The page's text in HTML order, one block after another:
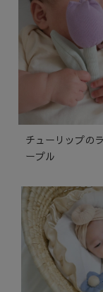
チューリップの
ープル